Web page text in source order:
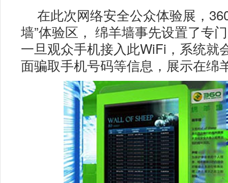
在此次网络安全公众体验展，
墙”体验区， 绵羊墙事先设置了专
一旦观众手机接入此WiFi，系统就
面骗取手机号码等信息，展示在绵